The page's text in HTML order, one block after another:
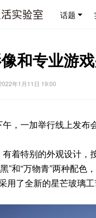
话题
和专业游
年1月11日 19:00
，一加举行线上发布
着特别的外观设计，
”和“万物青”两种配
用了全新的星芒玻璃